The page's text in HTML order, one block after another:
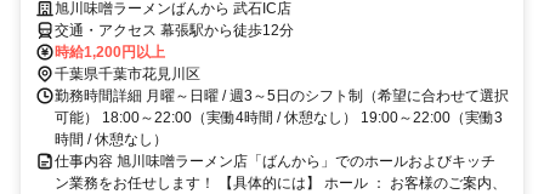
旭川味噌ラーメンばんから 武石IC店
交通・アクセス 幕張駅から徒歩12分
時給1,200円以上
千葉県千葉市花見川区
勤務時間詳細 月曜～日曜 / 週3～5日のシフト制（希望に合わせて選択
可能） 18:00～22:00（実働4時間 / 休憩なし） 19:00～22:00（実働3
時間 / 休憩なし）
仕事内容 旭川味噌ラーメン店「ばんから」でのホールおよびキッチ
ン業務をお任せします！ 【具体的には】 ホール ： お客様のご案内、